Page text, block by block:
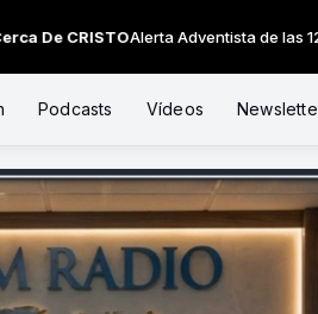
Alerta Adventista de las 12:00 a
Podcasts Vídeos